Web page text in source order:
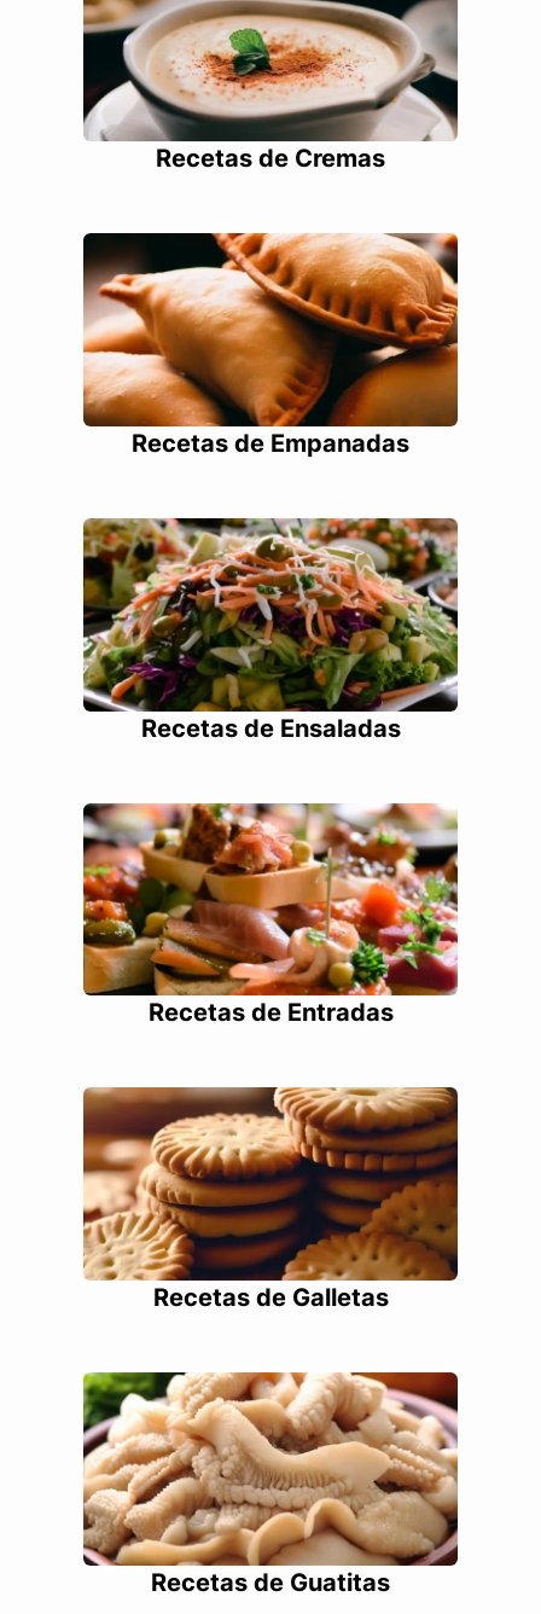
Recetas de Cremas
Recetas de Empanadas
Recetas de Ensaladas
Recetas de Entradas
Recetas de Galletas
Recetas de Guatitas